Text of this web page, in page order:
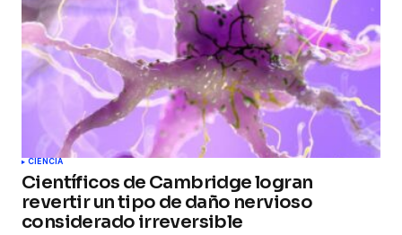
CIENCIA
Científicos de Cambridge logran
revertir un tipo de daño nervioso
considerado irreversible